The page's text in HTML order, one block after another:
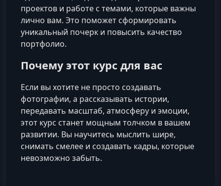
проектов и работе с темами, которые важны
лично вам. Это поможет сформировать
уникальный почерк и повысить качество
портфолио.
Почему этот курс для вас
Если вы хотите не просто создавать
фотографии, а рассказывать истории,
передавать масштаб, атмосферу и эмоции,
этот курс станет мощным толчком в вашем
развитии. Вы научитесь мыслить шире,
снимать смелее и создавать кадры, которые
невозможно забыть.